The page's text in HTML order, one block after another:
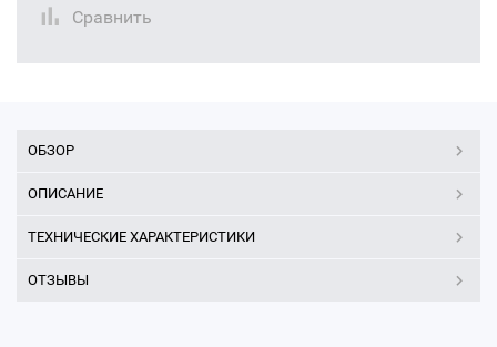
Сравнить
ОБЗОР
ОПИСАНИЕ
ТЕХНИЧЕСКИЕ ХАРАКТЕРИСТИКИ
ОТЗЫВЫ